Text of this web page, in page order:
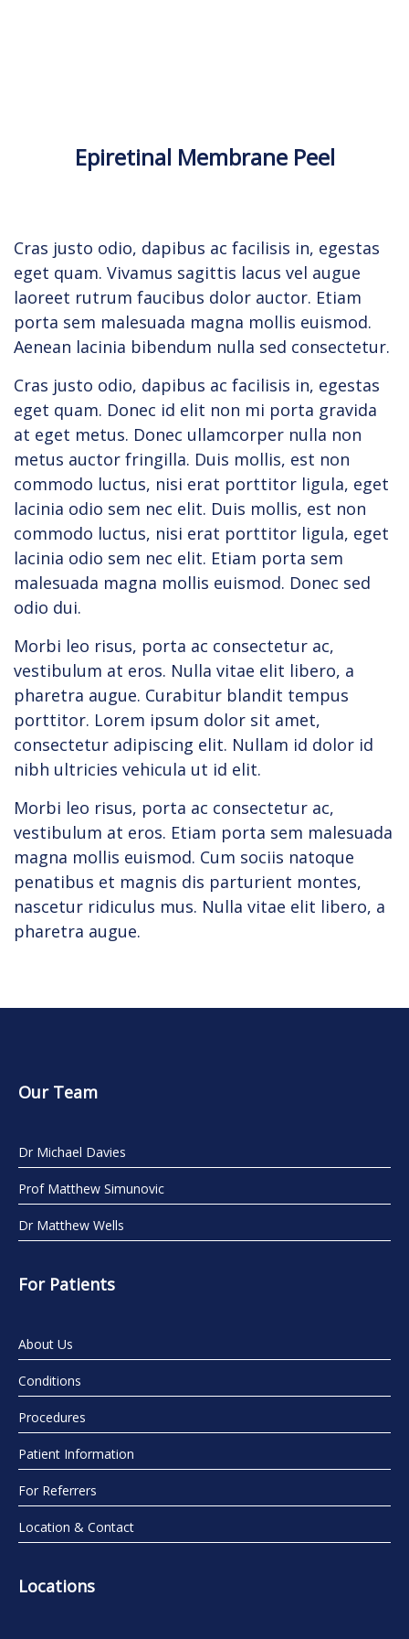
Epiretinal Membrane Peel
Cras justo odio, dapibus ac facilisis in, egestas
eget quam. Vivamus sagittis lacus vel augue
laoreet rutrum faucibus dolor auctor. Etiam
porta sem malesuada magna mollis euismod.
Aenean lacinia bibendum nulla sed consectetur.
Cras justo odio, dapibus ac facilisis in, egestas
eget quam. Donec id elit non mi porta gravida
at eget metus. Donec ullamcorper nulla non
metus auctor fringilla. Duis mollis, est non
commodo luctus, nisi erat porttitor ligula, eget
lacinia odio sem nec elit. Duis mollis, est non
commodo luctus, nisi erat porttitor ligula, eget
lacinia odio sem nec elit. Etiam porta sem
malesuada magna mollis euismod. Donec sed
odio dui.
Morbi leo risus, porta ac consectetur ac,
vestibulum at eros. Nulla vitae elit libero, a
pharetra augue. Curabitur blandit tempus
porttitor. Lorem ipsum dolor sit amet,
consectetur adipiscing elit. Nullam id dolor id
nibh ultricies vehicula ut id elit.
Morbi leo risus, porta ac consectetur ac,
vestibulum at eros. Etiam porta sem malesuada
magna mollis euismod. Cum sociis natoque
penatibus et magnis dis parturient montes,
nascetur ridiculus mus. Nulla vitae elit libero, a
pharetra augue.
Our Team
Dr Michael Davies
Prof Matthew Simunovic
Dr Matthew Wells
For Patients
About Us
Conditions
Procedures
Patient Information
For Referrers
Location & Contact
Locations